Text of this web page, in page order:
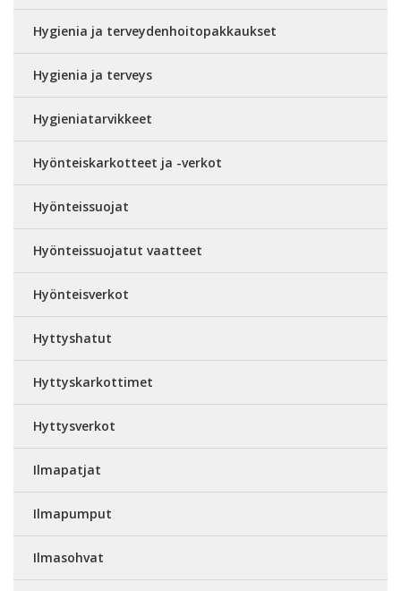
Hygienia ja terveydenhoitopakkaukset
Hygienia ja terveys
Hygieniatarvikkeet
Hyönteiskarkotteet ja -verkot
Hyönteissuojat
Hyönteissuojatut vaatteet
Hyönteisverkot
Hyttyshatut
Hyttyskarkottimet
Hyttysverkot
Ilmapatjat
Ilmapumput
Ilmasohvat